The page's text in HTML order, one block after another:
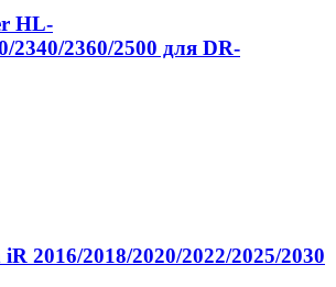
HL-
2340/2360/2500 для DR-
2016/2018/2020/2022/2025/2030